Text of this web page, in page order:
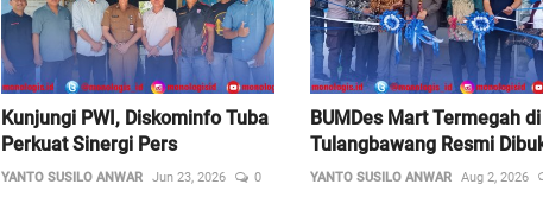
Kunjungi PWI, Diskominfo Tuba
Perkuat Sinergi Pers
YANTO SUSILO ANWAR Jun 23, 2026
0
BUMDes Mart Termegah di
Tulangbawang Resmi
YANTO SUSILO ANWAR Aug 2, 2026